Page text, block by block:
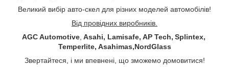
Великий вибір авто-скел для різних моделей автомобілів!
Від провідних виробників.
AGC Automotive Asahi, Lamisafe, AP Tech, Splintex,
Temperlite, Asahimas,NordGlass
Звертайтеся, і ми впевнені, що зможемо домовитися!